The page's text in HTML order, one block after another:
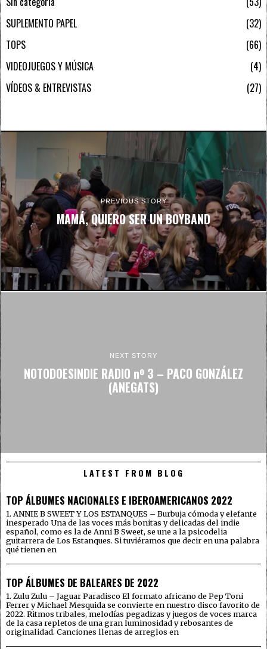
SUPLEMENTO PAPEL
32
TOPS
66
VIDEOJUEGOS Y MÚSICA
4
VÍDEOS & ENTREVISTAS
27
PREVIOUS STORY
MAMÁ, QUIERO SER UN BOYBAND
NEXT STORY
NOTODOESINDIE RADIO nº 3 – PACO GONZÁLEZ
(ANEGATS)
LATEST FROM BLOG
TOP ÁLBUMES NACIONALES E IBEROAMERICANOS 2022
1. ANNIE B SWEET Y LOS ESTANQUES – Burbuja cómoda y elefante
inesperado Una de las voces más bonitas y delicadas del indie
español, como es la de Anni B Sweet, se une a la psicodelia
guitarrera de Los Estanques. Si tuviéramos que decir en una palabra
qué tienen en
TOP ÁLBUMES DE BALEARES DE 2022
1. Zulu Zulu – Jaguar Paradisco El formato africano de Pep Toni
Ferrer y Michael Mesquida se convierte en nuestro disco favorito de
2022. Ritmos tribales, melodías pegadizas y juegos de voces marca
de la casa repletos de una gran luminosidad y rebosantes de
originalidad. Canciones llenas de arreglos en